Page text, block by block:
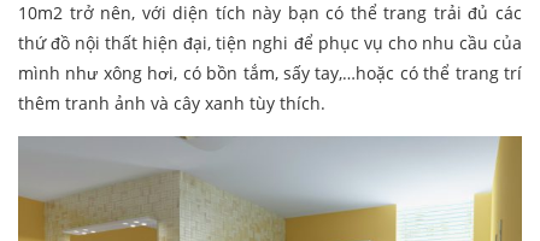
10m2 trở nên, với diện tích này bạn có thể trang trải đủ các
thứ đồ nội thất hiện đại, tiện nghi để phục vụ cho nhu cầu của
mình như xông hơi, có bồn tắm, sấy tay,…hoặc có thể trang trí
thêm tranh ảnh và cây xanh tùy thích.